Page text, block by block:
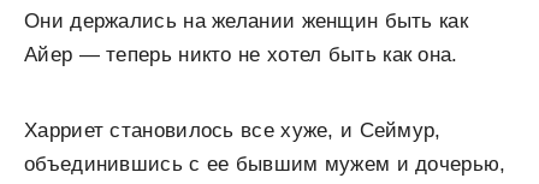
Они держались на желании женщин быть как
Айер — теперь никто не хотел быть как она.
Харриет становилось все хуже, и Сеймур,
объединившись с ее бывшим мужем и дочерью,